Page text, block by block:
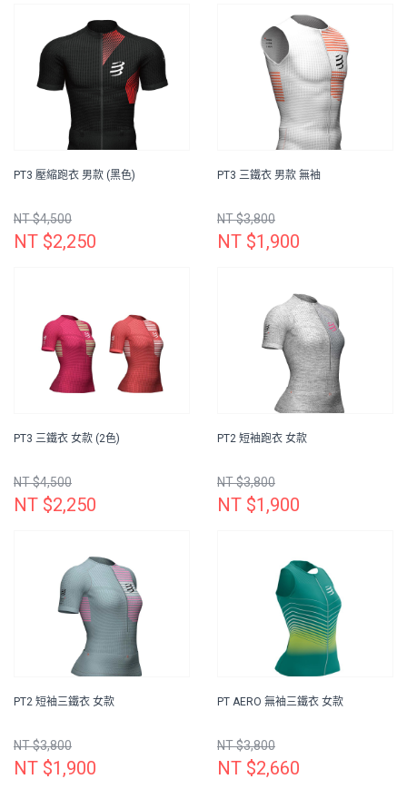
PT3 壓縮跑衣 男款 (黑色)
NT $4,500
NT $2,250
PT3 三鐵衣 男款 無袖
NT $3,800
NT $1,900
PT3 三鐵衣 女款 (2色)
NT $4,500
NT $2,250
PT2 短袖跑衣 女款
NT $3,800
NT $1,900
PT2 短袖三鐵衣 女款
NT $3,800
NT $1,900
PT AERO 無袖三鐵衣 女款
NT $3,800
NT $2,660